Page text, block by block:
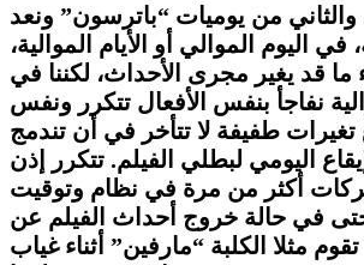
والثاني من يوميات “باترسون” ونعد
في اليوم الموالي أو الأيام الموالية،
قد يغير مجرى الأحداث، لكننا في
نفاجأ بنفس الأفعال تتكرر ونفس
طفيفة لا تتأخر في أن تندمج
اليومي لبطلي الفيلم. تتكرر إذن
أكثر من مرة في نظام وتوقيت
في حالة خروج أحداث الفيلم عن
مثلا الكلبة “مارفين” أثناء غياب